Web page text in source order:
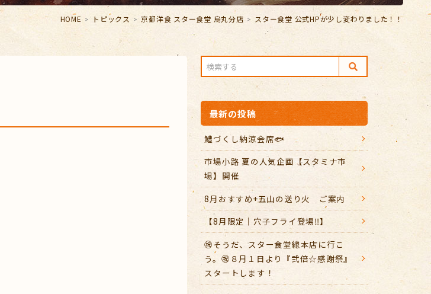
HOME トピックス 京都洋食 スター食堂 烏丸分店 スター食堂 公式HPが少し変わりました！！
最新の投稿
鱧づくし納涼会席🐟
市場小路 夏の人気企画【スタミナ市
場】開催
8月おすすめ+五山の送り火 ご案内
【8月限定｜穴子フライ登場‼️】
㊗️そうだ、スター食堂總本店に行こ
う。㊗️８月１日より『弐倍☆感謝祭』
スタートします！